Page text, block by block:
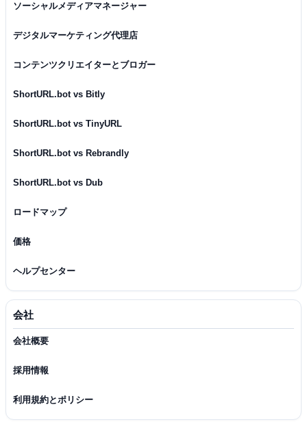
ソーシャルメディアマネージャー
デジタルマーケティング代理店
コンテンツクリエイターとブロガー
ShortURL.bot vs Bitly
ShortURL.bot vs TinyURL
ShortURL.bot vs Rebrandly
ShortURL.bot vs Dub
ロードマップ
価格
ヘルプセンター
会社
会社概要
採用情報
利用規約とポリシー